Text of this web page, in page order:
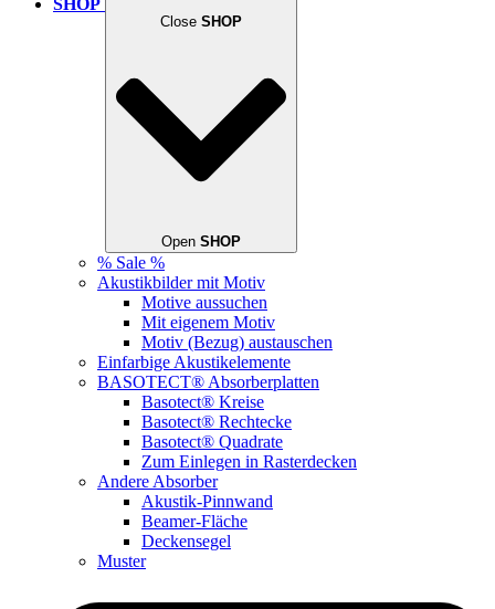
SHOP
Close SHOP
Open SHOP
% Sale %
Akustikbilder mit Motiv
Motive aussuchen
Mit eigenem Motiv
Motiv (Bezug) austauschen
Einfarbige Akustikelemente
BASOTECT® Absorberplatten
Basotect® Kreise
Basotect® Rechtecke
Basotect® Quadrate
Zum Einlegen in Rasterdecken
Andere Absorber
Akustik-Pinnwand
Beamer-Fläche
Deckensegel
Muster